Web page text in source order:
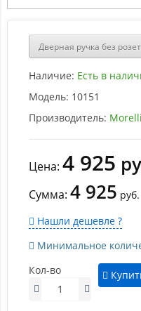
Дверная ручка без
Наличие: Есть в
Модель: 10151
Производитель: Morelli
Цена: 4 925
Сумма: 4 925 руб.
Нашли дешевле ?
Минимальное
Кол-во